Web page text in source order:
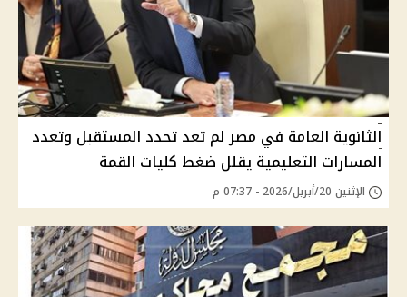
الثانوية العامة في مصر لم تعد تحدد المستقبل وتعدد
المسارات التعليمية يقلل ضغط كليات القمة
الإثنين 20/أبريل/2026 - 07:37 م